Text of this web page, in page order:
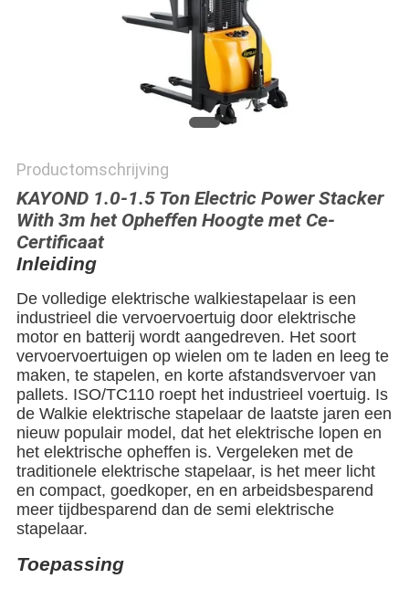
Productomschrijving
KAYOND 1.0-1.5 Ton Electric Power Stacker
With 3m het Opheffen Hoogte met Ce-
Certificaat
Inleiding
De volledige elektrische walkiestapelaar is een
industrieel die vervoervoertuig door elektrische
motor en batterij wordt aangedreven. Het soort
vervoervoertuigen op wielen om te laden en leeg te
maken, te stapelen, en korte afstandsvervoer van
pallets. ISO/TC110 roept het industrieel voertuig. Is
de Walkie elektrische stapelaar de laatste jaren een
nieuw populair model, dat het elektrische lopen en
het elektrische opheffen is. Vergeleken met de
traditionele elektrische stapelaar, is het meer licht
en compact, goedkoper, en en arbeidsbesparend
meer tijdbesparend dan de semi elektrische
stapelaar.
Toepassing